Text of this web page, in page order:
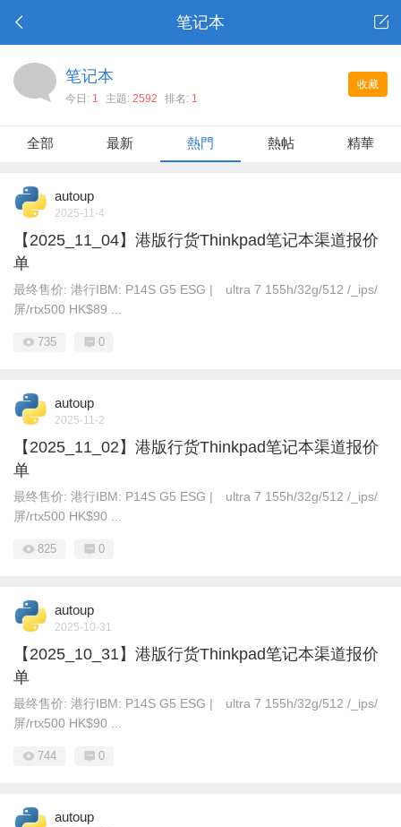
笔记本
收藏
笔记本
今日: 1 主題: 2592 排名: 1
全部 最新 熱門 熱帖 精華
autoup
2025-11-4
【2025_11_04】港版行货Thinkpad笔记本渠道报价
单
最终售价: 港行IBM: P14S G5 ESG | ultra 7 155h/32g/512 /_ips/
屏/rtx500 HK$89 ...
735 0
autoup
2025-11-2
【2025_11_02】港版行货Thinkpad笔记本渠道报价
单
最终售价: 港行IBM: P14S G5 ESG | ultra 7 155h/32g/512 /_ips/
屏/rtx500 HK$90 ...
825 0
autoup
2025-10-31
【2025_10_31】港版行货Thinkpad笔记本渠道报价
单
最终售价: 港行IBM: P14S G5 ESG | ultra 7 155h/32g/512 /_ips/
屏/rtx500 HK$90 ...
744 0
autoup